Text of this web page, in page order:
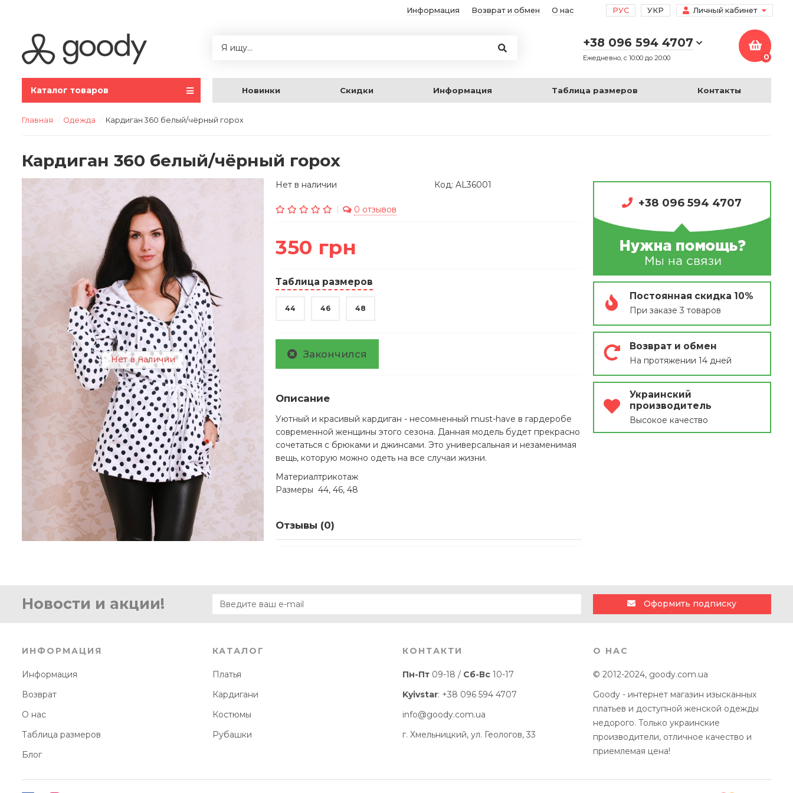
Личный кабинет
РУС УКР
Информация Возврат и обмен О нас
+38 096 594 4707
Ежедневно, с 10:00 до 20:00 0
Новинки Скидки Информация Таблица размеров Контакты
Каталог товаров
Главная Одежда Кардиган 360 белый/чёрный горох
Кардиган 360 белый/чёрный горох
Нет в наличии
Нет в наличии Код: AL36001
0 отзывов
350 грн
Таблица размеров
44 46 48
Закончился
Описание
Уютный и красивый кардиган - несомненный must-have в гардеробе
современной женщины этого сезона. Данная модель будет прекрасно
сочетаться с брюками и джинсами. Это универсальная и незаменимая
вещь, которую можно одеть на все случаи жизни.
Материалтрикотаж
Размеры 44, 46, 48
Отзывы (0)
+38 096 594 4707
Постоянная скидка 10%
При заказе 3 товаров
Возврат и обмен
На протяжении 14 дней
Украинский
производитель
Высокое качество
Новости и акции! Оформить подписку
ИНФОРМАЦИЯ
Информация
Возврат
О нас
Таблица размеров
Блог
КАТАЛОГ
Платья
Кардигани
Костюмы
Рубашки
КОНТАКТИ
Пн-Пт 09-18 / Сб-Вс 10-17
Kyivstar: +38 096 594 4707
info@goody.com.ua
г. Хмельницкий, ул. Геологов, 33
О НАС
© 2012-2024, goody.com.ua
Goody - интернет магазин изысканных
платьев и доступной женской одежды
недорого. Только украинские
производители, отличное качество и
приемлемая цена!